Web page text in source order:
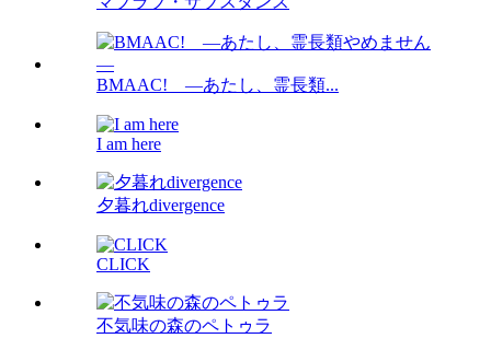
BMAAC! ―あたし、霊長類...
I am here
夕暮れdivergence
CLICK
不気味の森のペトゥラ